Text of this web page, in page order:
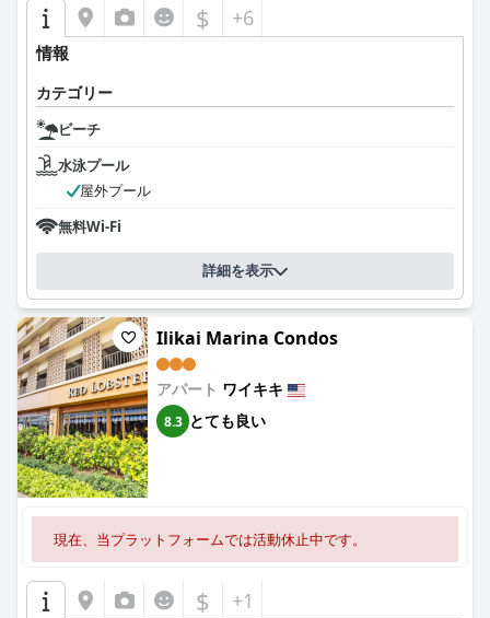
$ +6
情報
カテゴリー
ビーチ
水泳プール
屋外プール
無料Wi-Fi
詳細を表示
Ilikai Marina Condos
アパート ワイキキ
8.3 とても良い
現在、当プラットフォームでは活動休止中です。
$ +1